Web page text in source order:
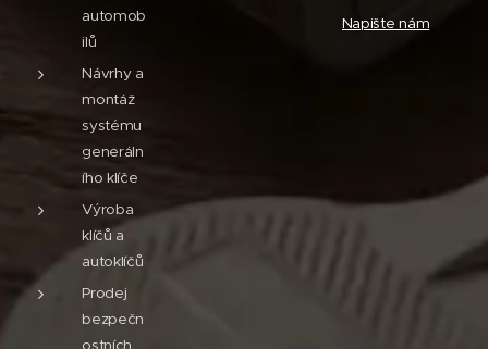
automob
ilů
Návrhy a
montáž
systému
generáln
ího klíče
Výroba
klíčů a
autoklíčů
Prodej
bezpečn
ostních
Napište nám